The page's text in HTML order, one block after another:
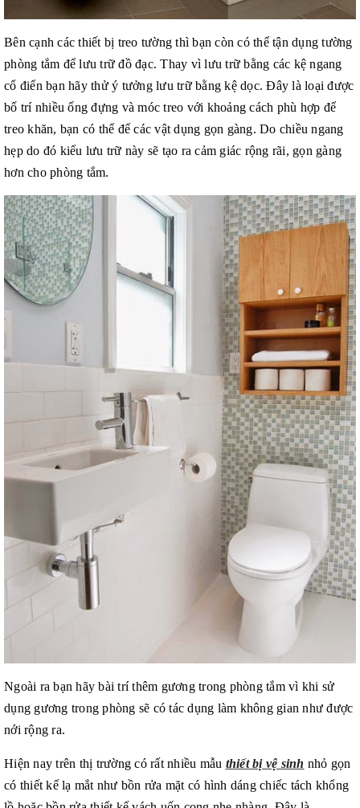
Bên cạnh các thiết bị treo tường thì bạn còn có thể tận dụng tường
phòng tắm để lưu trữ đồ đạc. Thay vì lưu trữ bằng các kệ ngang
cổ điển bạn hãy thử ý tưởng lưu trữ bằng kệ dọc. Đây là loại được
bố trí nhiều ống đựng và móc treo với khoảng cách phù hợp để
treo khăn, bạn có thể để các vật dụng gọn gàng. Do chiều ngang
hẹp do đó kiểu lưu trữ này sẽ tạo ra cảm giác rộng rãi, gọn gàng
hơn cho phòng tắm.
Ngoài ra bạn hãy bài trí thêm gương trong phòng tắm vì khi sử
dụng gương trong phòng sẽ có tác dụng làm không gian như được
nới rộng ra.
Hiện nay trên thị trường có rất nhiều mẫu thiết bị vệ sinh nhỏ gọn
có thiết kế lạ mắt như bồn rửa mặt có hình dáng chiếc tách khổng